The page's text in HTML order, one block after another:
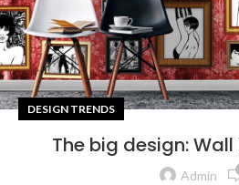
DESIGN TRENDS
The big design:
Admin